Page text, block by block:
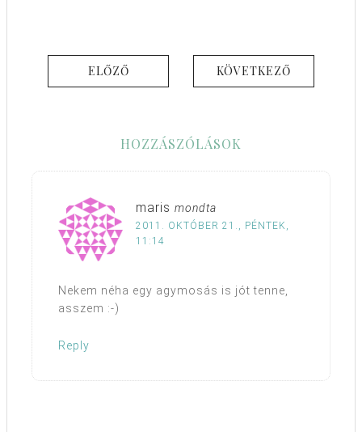
ELŐZŐ KÖVETKEZŐ
HOZZÁSZÓLÁSOK
maris mondta
2011. OKTÓBER 21., PÉNTEK,
11:14
Nekem néha egy agymosás is jót tenne,
asszem :-)
Reply